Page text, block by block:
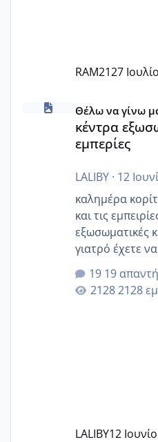
RAM2127
κέντρα εξωσωματικής και
Θέλω να γίνω
κέντρα
εμπερίες
LALIBY· 12
καλημέρα
και τις
εξωσωματικές
γιατρό έχετε
που μείνατε
επιιτυχία?
19
2128
LALIBY12